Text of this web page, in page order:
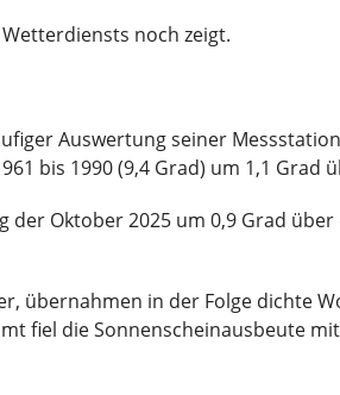
noch zeigt.
Auswertung seiner
bis 1990 (9,4 Grad) um 1,1 Grad
Oktober 2025 um 0,9 Grad
übernahmen in der Folge dichte
fiel die Sonnenscheinausbeute